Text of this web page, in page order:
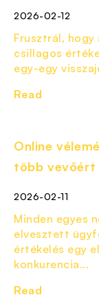
2026-02-12
Frusztrál,
csillagos
egy-egy
Read
Online
több
2026-02-11
Minden egyes
elvesztett
értékelés egy
konkurencia...
Read